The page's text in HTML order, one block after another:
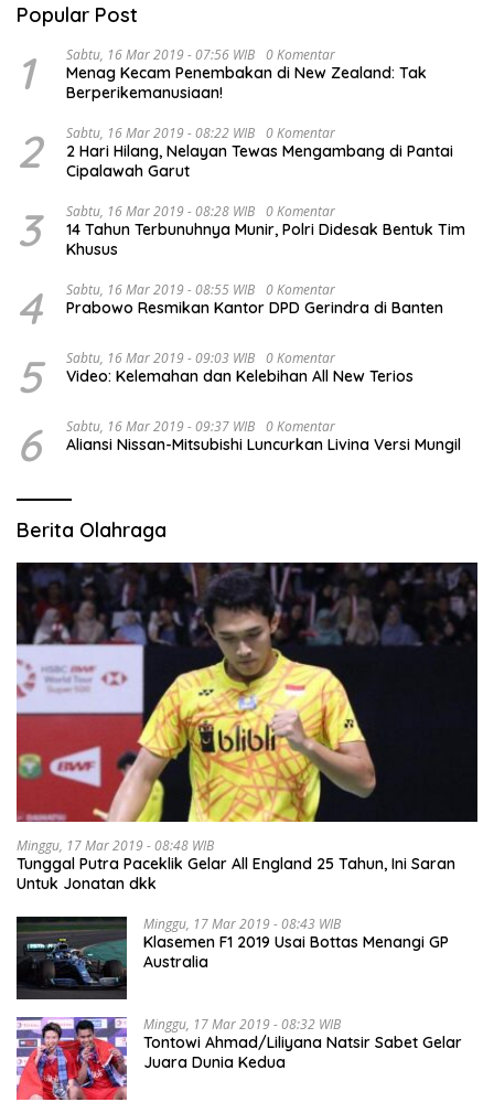
Popular Post
1 Sabtu, 16 Mar 2019 - 07:56 WIB 0 Komentar
Menag Kecam Penembakan di New Zealand: Tak
Berperikemanusiaan!
2 Sabtu, 16 Mar 2019 - 08:22 WIB 0 Komentar
2 Hari Hilang, Nelayan Tewas Mengambang di Pantai
Cipalawah Garut
3 Sabtu, 16 Mar 2019 - 08:28 WIB 0 Komentar
14 Tahun Terbunuhnya Munir, Polri Didesak Bentuk Tim
Khusus
4 Sabtu, 16 Mar 2019 - 08:55 WIB 0 Komentar
Prabowo Resmikan Kantor DPD Gerindra di Banten
5 Sabtu, 16 Mar 2019 - 09:03 WIB 0 Komentar
Video: Kelemahan dan Kelebihan All New Terios
6 Sabtu, 16 Mar 2019 - 09:37 WIB 0 Komentar
Aliansi Nissan-Mitsubishi Luncurkan Livina Versi Mungil
Berita Olahraga
Minggu, 17 Mar 2019 - 08:48 WIB
Tunggal Putra Paceklik Gelar All England 25 Tahun, Ini Saran
Untuk Jonatan dkk
Minggu, 17 Mar 2019 - 08:43 WIB
Klasemen F1 2019 Usai Bottas Menangi GP
Australia
Minggu, 17 Mar 2019 - 08:32 WIB
Tontowi Ahmad/Liliyana Natsir Sabet Gelar
Juara Dunia Kedua